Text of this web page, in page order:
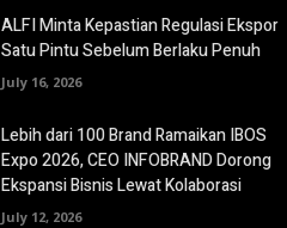
ALFI Minta Kepastian Regulasi Ekspor
Satu Pintu Sebelum Berlaku Penuh
July 16, 2026
Lebih dari 100 Brand Ramaikan IBOS
Expo 2026, CEO INFOBRAND Dorong
Ekspansi Bisnis Lewat Kolaborasi
July 12, 2026